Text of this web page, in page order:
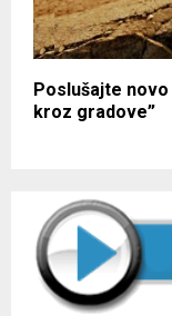
Poslušajte
kroz gradove”